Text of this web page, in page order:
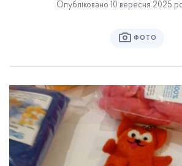
Опубліковано 10 вересня 2025
ФОТО